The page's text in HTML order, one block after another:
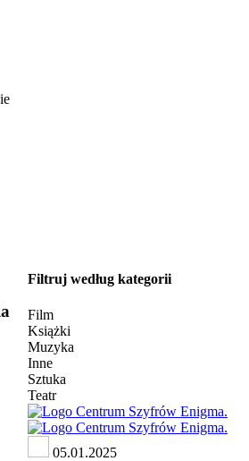
Filtruj według kategorii
Film
Książki
Muzyka
Inne
Sztuka
Teatr
05.01.2025